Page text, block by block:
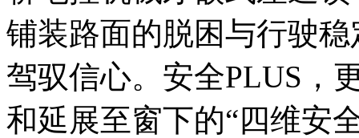
铺装路面的脱困与行驶
驾驭信心。安全PLUS，
和延展至窗下的“四维安